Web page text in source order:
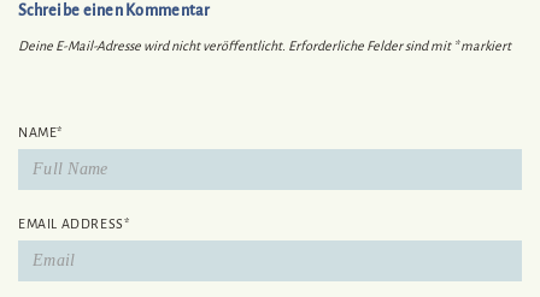
Schreibe einen Kommentar
Deine E-Mail-Adresse wird nicht veröffentlicht. Erforderliche Felder sind mit *markiert
NAME*
EMAIL ADDRESS*